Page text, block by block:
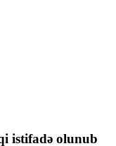
istifadə olunub